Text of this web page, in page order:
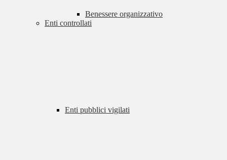
Benessere organizzativo
Enti controllati
Enti pubblici vigilati